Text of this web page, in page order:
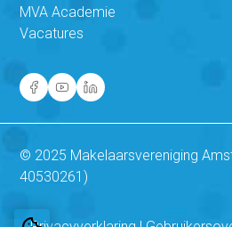
MVA Academie
Vacatures
© 2025 Makelaarsvereniging
40530261)